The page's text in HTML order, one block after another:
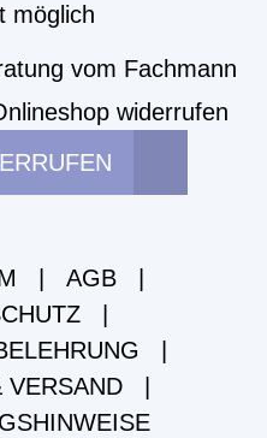
möglich
vom Fachmann
widerrufen
AGB
VERSAND